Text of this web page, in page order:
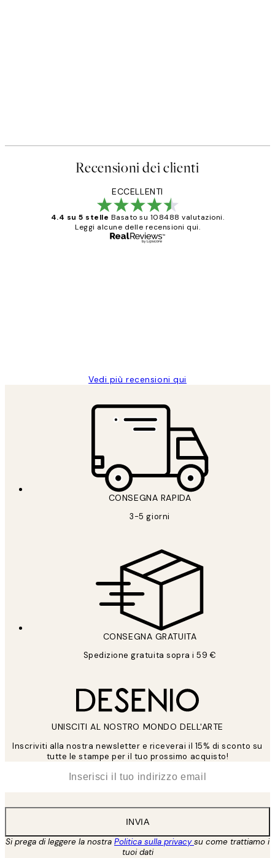
Recensioni dei clienti
ECCELLENTI
4.4 su 5 stelle Basato su 108488 valutazioni.
Leggi alcune delle recensioni qui.
Vedi più recensioni qui
CONSEGNA RAPIDA
3-5 giorni
CONSEGNA GRATUITA
Spedizione gratuita sopra i 59 €
UNISCITI AL NOSTRO MONDO DELL'ARTE
Inscriviti alla nostra newsletter e riceverai il 15% di sconto su
tutte le stampe per il tuo prossimo acquisto!
INVIA
Si prega di leggere la nostra Politica sulla privacysu come trattiamo i
tuoi dati